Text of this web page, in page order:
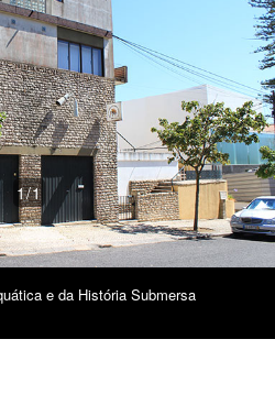
1/1
e da História Submersa